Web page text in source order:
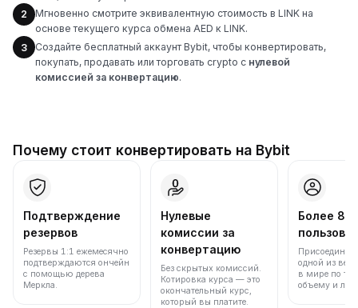
2
Мгновенно смотрите эквивалентную стоимость в LINK на
основе текущего курса обмена AED к LINK.
3
Создайте бесплатный аккаунт Bybit, чтобы конвертировать,
покупать, продавать или торговать crypto с нулевой
комиссией за конвертацию.
Почему стоит конвертировать на Bybit
Подтверждение
резервов
Резервы 1:1 ежемесячно
подтверждаются ончейн
с помощью дерева
Меркла.
Нулевые
комиссии за
конвертацию
Без скрытых комиссий.
Котировка курса — это
окончательный курс,
который вы платите.
Более 86
одной из
в мире по
объему и